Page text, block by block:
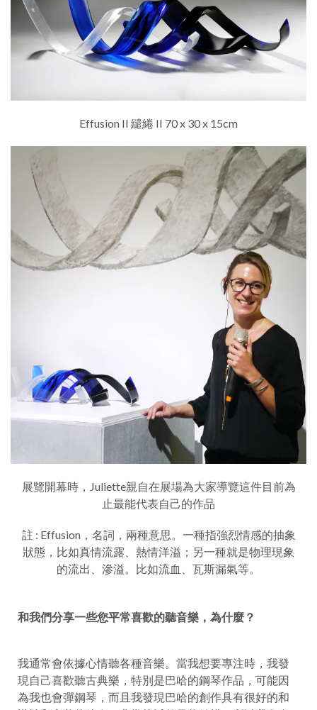
Effusion II 繾綣 II 70 x 30 x 15cm
展覽開幕時，Juliette親自在展場為大家導覽這件目前為
止最能代表自己的作品
註 : Effusion，名詞，兩種意思。 一種指強烈情感的抽象
狀態，比如真情流露、熱情洋溢；另一種就是物理現象
的流出、滲溢。比如流血、瓦斯漏氣等。
和我們分享一些您平常喜歡的聽音樂，為什麼？
我通常會依據心情聽各種音樂。當我想要專注時，我發
現自己喜歡聽古典樂，特別是巴哈的鋼琴作品，可能因
為我也會彈鋼琴，而且我發現巴哈的創作具有很好的和